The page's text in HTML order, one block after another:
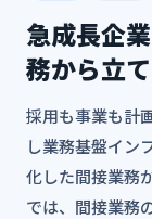
急成長企
務から立
採用も事業も計
し業務基盤イン
化した間接業務
では、間接業務